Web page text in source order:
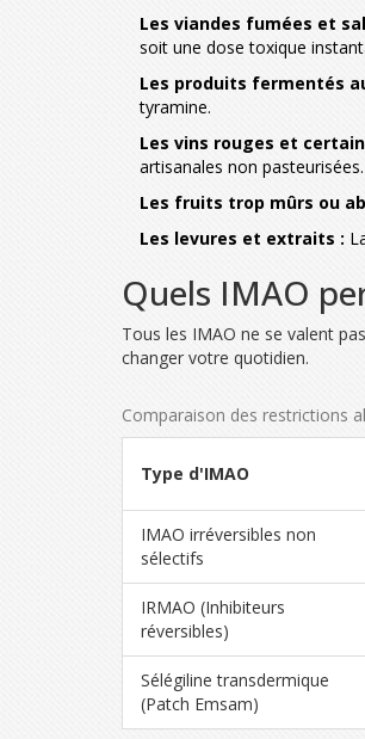
Les viandes fumées et
soit une dose toxique
Les produits fermentés
tyramine.
Les vins rouges et
artisanales non pasteurisées.
Les fruits trop mûrs ou
Les levures et extraits :
Quels IMAO
Tous les IMAO ne se valent
changer votre quotidien.
Comparaison des restrictions
Type d'IMAO
IMAO irréversibles non
sélectifs
IRMAO (Inhibiteurs
réversibles)
Sélégiline transdermique
(Patch Emsam)